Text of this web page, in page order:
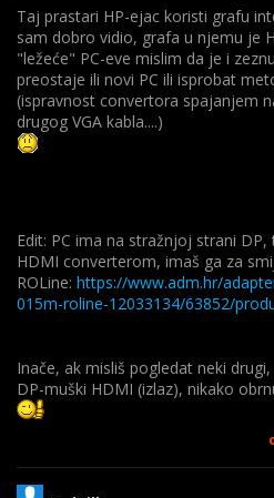
Taj prastari HP-ejac koristi grafu
sam dobro vidio, grafa u njemu je
"ležeće" PC-eve mislim da je i
preostaje ili novi PC ili isprobat
(ispravnost convertora spajanjem
drugog VGA kabla....)
Edit: PC ima na stražnjoj strani
HDMI converterom, imaš ga za
ROLine: https://www.adm.hr/
015m-roline-12033134/63852/
Inače, ak misliš pogledat neki
DP-muški HDMI (izlaz), nikako